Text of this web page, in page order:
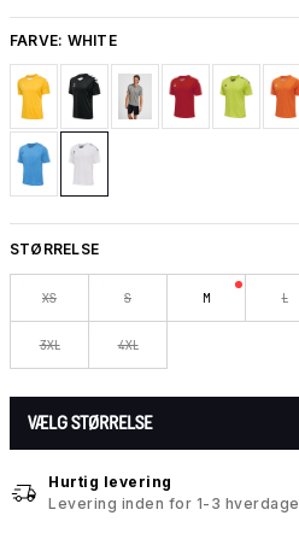
FARVE: WHITE
STØRRELSE
XS S M L
3XL 4XL
VÆLG STØRRELSE
Hurtig levering
Levering inden for 1-3